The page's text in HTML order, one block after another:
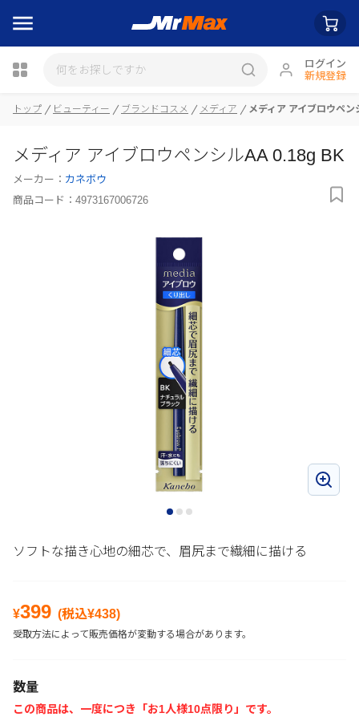
ログイン
新規登録
トップ ビューティー ブランドコスメ メディア メディア アイブロウペ
メディア アイブロウペンシルAA 0.18g BK
メーカー： カネボウ
商品コード： 4973167006726
ソフトな描き心地の細芯で、眉尻まで繊細に描ける
¥399 (税込¥438)
受取方法によって販売価格が変動する場合があります。
数量
この商品は、一度につき「お1人様10点限り」です。